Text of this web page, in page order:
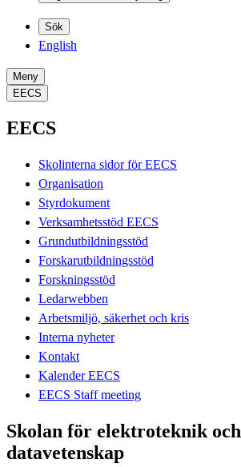
Sök
English
Meny
EECS
EECS
Skolinterna sidor för EECS
Organisation
Styrdokument
Verksamhetsstöd EECS
Grundutbildningsstöd
Forskarutbildningsstöd
Forskningsstöd
Ledarwebben
Arbetsmiljö, säkerhet och kris
Interna nyheter
Kontakt
Kalender EECS
EECS Staff meeting
Skolan för elektroteknik och
datavetenskap